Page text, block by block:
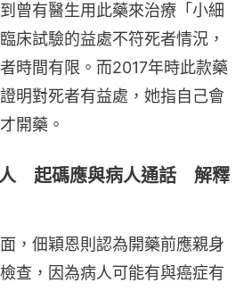
曾有醫生用此藥來治療「小細
床試驗的益處不符死者情況，
時間有限。而2017年時此款藥
明對死者有益處，她指自己會
開藥。
人 起碼應與病人通話 解釋
，佃穎恩則認為開藥前應親身
查，因為病人可能有與癌症有